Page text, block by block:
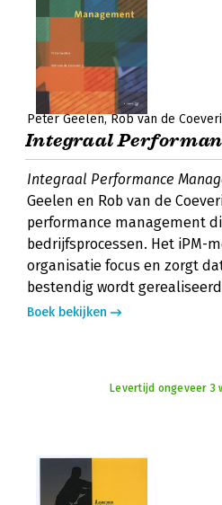
Peter Geelen Rob van de
Integraal
Integraal Performance
Geelen en Rob van de
performance management
bedrijfsprocessen. Het iPM-
organisatie focus en zorgt
bestendig wordt
Boek bekijken
Levertijd ongeveer 3